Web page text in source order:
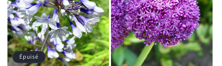
Épuisé